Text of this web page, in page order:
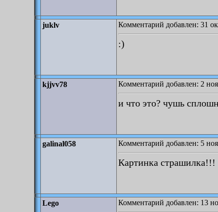
juklv Комментарий добавлен: 31
:)
kjjvv78 Комментарий добавлен: 2
и что это? чушь
galinal058 Комментарий добавлен: 5
Картинка страшилка!!!
Lego Комментарий добавлен: 13